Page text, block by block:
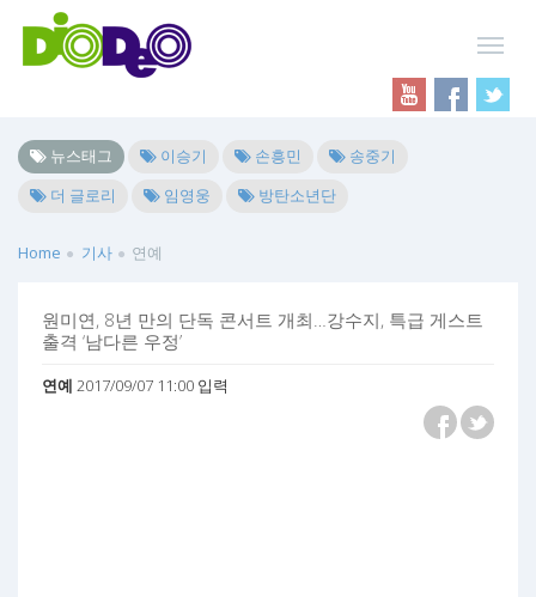
뉴스태그 이승기 손흥민
송중기
더 글로리
임영웅 방탄소년단
Home 기사 연예
원미연, 8년 만의 단독 콘서트 개최…강수지, 특급 게스트
출격 ‘남다른 우정’
연예 2017/09/07 11:00 입력